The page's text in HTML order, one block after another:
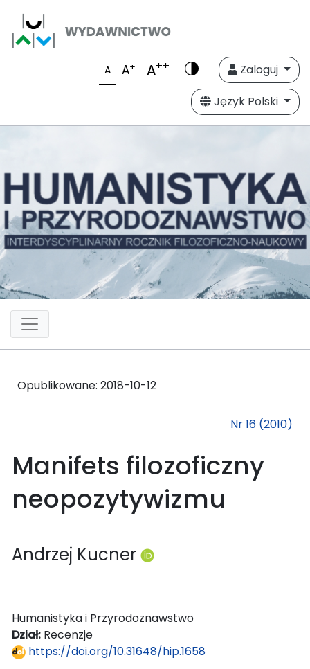
A A+ A++
Zaloguj
Język Polski
Opublikowane: 2018-10-12
Nr 16 (2010)
Manifets filozoficzny
neopozytywizmu
Andrzej Kucner
Humanistyka i Przyrodoznawstwo
Dział: Recenzje
https://doi.org/10.31648/hip.1658